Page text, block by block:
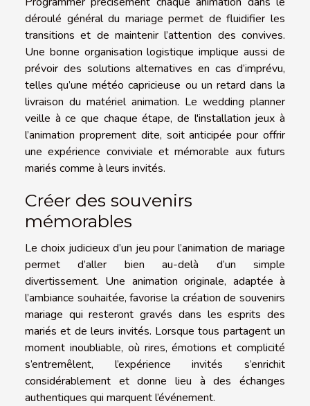
déroulé général du mariage permet de fluidifier les
transitions et de maintenir l’attention des convives.
Une bonne organisation logistique implique aussi de
prévoir des solutions alternatives en cas d’imprévu,
telles qu’une météo capricieuse ou un retard dans la
livraison du matériel animation. Le wedding planner
veille à ce que chaque étape, de l'installation jeux à
l’animation proprement dite, soit anticipée pour offrir
une expérience conviviale et mémorable aux futurs
mariés comme à leurs invités.
Créer des souvenirs
mémorables
Le choix judicieux d’un jeu pour l’animation de mariage
permet d’aller bien au-delà d’un simple
divertissement. Une animation originale, adaptée à
l’ambiance souhaitée, favorise la création de souvenirs
mariage qui resteront gravés dans les esprits des
mariés et de leurs invités. Lorsque tous partagent un
moment inoubliable, où rires, émotions et complicité
s’entremêlent, l’expérience invités s’enrichit
considérablement et donne lieu à des échanges
authentiques qui marquent l’événement.